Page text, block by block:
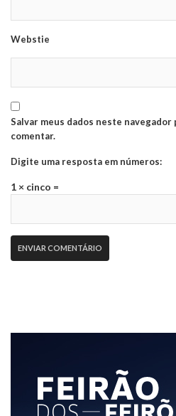
Webstie
Salvar meus dados neste navegador
comentar.
Digite uma resposta em números:
1 × cinco =